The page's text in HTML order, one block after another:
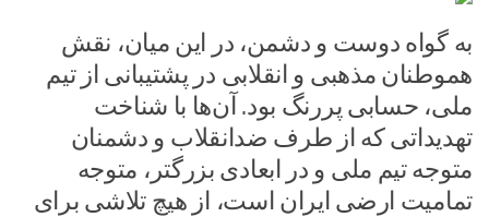
به گواه دوست و دشمن، در این میان، نقش
هموطنان مذهبی و انقلابی در پشتیبانی از تیم
ملی، حسابی پررنگ بود. آن‌ها با شناخت
تهدیداتی که از طرف ضدانقلاب و دشمنان
متوجه تیم ملی و در ابعادی بزرگتر، متوجه
تمامیت ارضی ایران است، از هیچ تلاشی برای